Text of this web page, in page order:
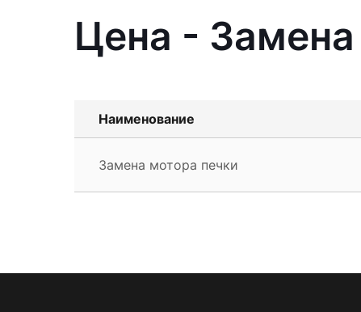
Цена - Замена
Наименование
Замена мотора печки